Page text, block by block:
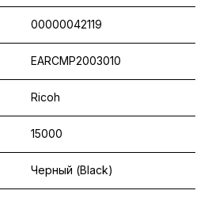
00000042119
EARCMP2003010
Ricoh
15000
Черный (Black)